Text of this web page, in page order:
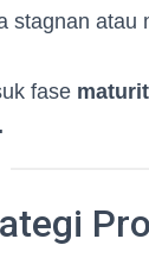
stagnan atau
fase